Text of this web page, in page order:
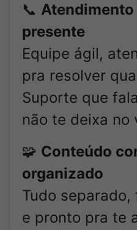
📞
presente
Equipe ágil,
pra resolver
Suporte que
não te deixa no
🧩 Conteúdo
organizado
Tudo
e pronto pra te